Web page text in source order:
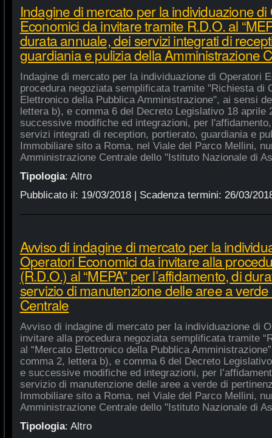
Indagine di mercato per la individuazione
Economici da invitare tramite R.D.O. al
durata annuale, dei servizi integrati di
guardiania e pulizia della Amministrazione
Indagine di mercato per la individuazione di Operatori
procedura negoziata semplificata tramite "Richiesta di
Elettronico della Pubblica Amministrazione", ai sensi
lettera b), e comma 6 del Decreto Legislativo 18 aprile
successive modifiche ed integrazioni, per
servizi integrati di reception, portierato, guardiania e
Immobiliare sito a Roma, nel Viale del Parco Mellini,
Amministrazione Centrale dello "Istituto Nazionale di
Tipologia: Altro
Pubblicato il: 19/03/2018| Scadenza termini: 26/03/
Avviso di indagine di mercato per la
Operatori Economici da invitare alla
(R.D.O.) al “MEPA” per l’affidamento, di
servizio di manutenzione delle aree a
Centrale
Avviso di indagine di mercato per la individuazione di
invitare alla procedura negoziata semplificata tramite
al “Mercato Elettronico della Pubblica
comma 2, lettera b), e comma 6 del Decreto
e successive modifiche ed integrazioni, per
servizio di manutenzione delle aree a verde di
Immobiliare sito a Roma, nel Viale del Parco Mellini,
Amministrazione Centrale dello "Istituto Nazionale di
Tipologia: Altro